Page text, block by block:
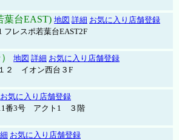
葉台EAST) 地図 詳細 お気に入り店舗登録
フレスポ若葉台EAST2F
地図 詳細 お気に入り店舗登録
２ イオン西台３F
お気に入り店舗登録
番3号 アクト1 ３階
お気に入り店舗登録